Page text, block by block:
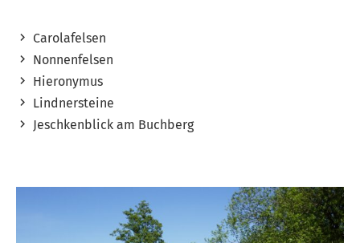
Carolafelsen
Nonnenfelsen
Hieronymus
Lindnersteine
Jeschkenblick am Buchberg